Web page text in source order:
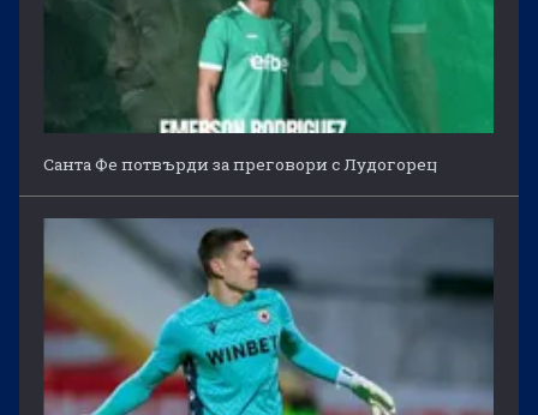
Санта Фе потвърди за преговори с Лудогорец